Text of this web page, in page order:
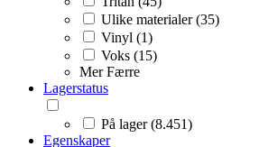
Ulike materialer (35)
Vinyl (1)
Voks (15)
Mer Færre
Lagerstatus
På lager (8.451)
Egenskaper